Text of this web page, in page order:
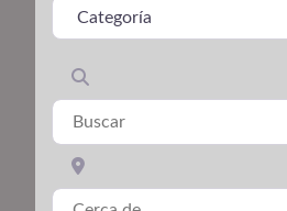
Categoría
Buscar
Cerca de